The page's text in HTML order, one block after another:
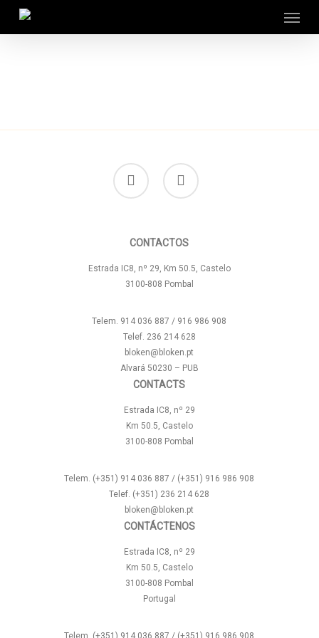
facebook instagram
CONTACTOS
Estrada IC8, nº 29, Km 50.5, Castelo
3100-808 Pombal
Telem. 914 036 887 / 916 986 908
Telef. 236 214 628
bloken@bloken.pt
Alvará 50230 – PUB
CONTACTS
Estrada IC8, nº 29
Km 50.5, Castelo
3100-808 Pombal
Telem. (+351) 914 036 887 / (+351) 916 986 908
Telef. (+351) 236 214 628
bloken@bloken.pt
CONTÁCTENOS
Estrada IC8, nº 29
Km 50.5, Castelo
3100-808 Pombal
Portugal
Telem. (+351) 914 036 887 / (+351) 916 986 908